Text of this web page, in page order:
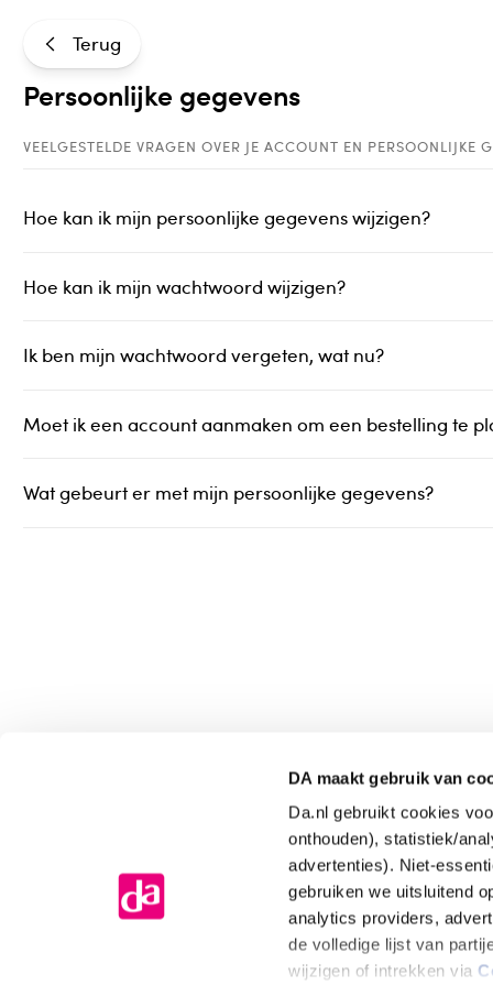
DA maakt gebruik van
Da.nl gebruikt cookies
onthouden), statistiek/
advertenties). Niet-
gebruiken we uitsluitend
analytics providers,
de volledige lijst van
wijzigen of intrekken via
Producten
Op dit moment zijn er twee terugroepacties, meer
Kom langs voor persoonlijk advies
Terug
Persoonlijke gegevens
VEELGESTELDE VRAGEN OVER JE ACCOUNT EN PERSOONLIJKE
Hoe kan ik mijn persoonlijke gegevens wijzigen?
Hoe kan ik mijn wachtwoord wijzigen?
Ik ben mijn wachtwoord vergeten, wat nu?
Moet ik een account aanmaken om een bestelling te
Wat gebeurt er met mijn persoonlijke gegevens?